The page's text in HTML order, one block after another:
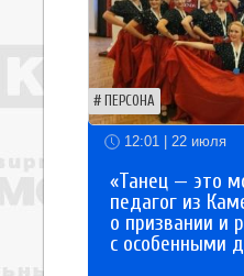
ПЕРСОНА
12:01 | 22 июля
«Танец — это
педагог из
о призвании и
с особенными